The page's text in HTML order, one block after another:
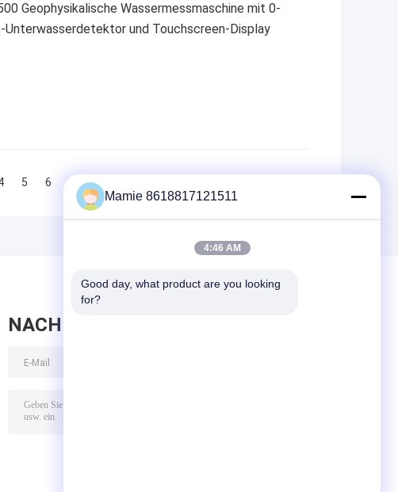
Geophysikalische Wassermessmaschine mit 0-
und Touchscreen-Display
5 6 8
NACHRICHT HINTERLASSEN
Mamie 8618817121511
4:46 AM
Good day, what product are you looking
for?